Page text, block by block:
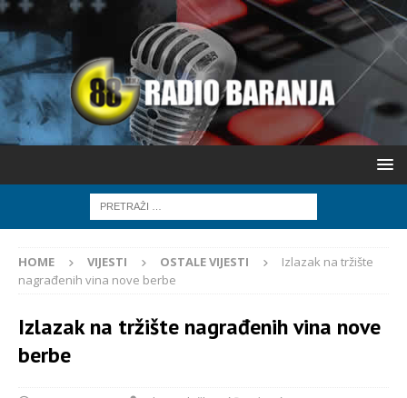
HOME VIJESTI OSTALE VIJESTI
Izlazak na tržište
nagrađenih vina nove berbe
Izlazak na tržište nagrađenih vina nove
berbe